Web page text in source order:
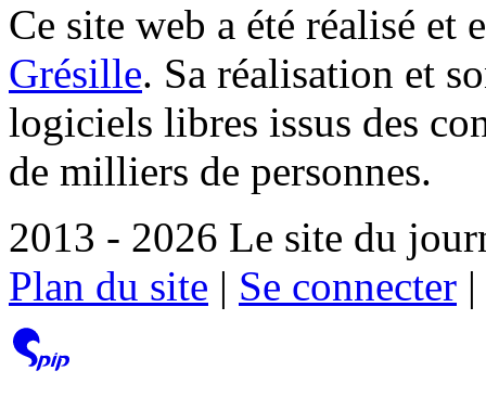
Ce site web a été réalisé et
Grésille. Sa réalisation et
logiciels libres issus des
de milliers de personnes.
2013 - 2026 Le site du
Plan du site | Se connecter |